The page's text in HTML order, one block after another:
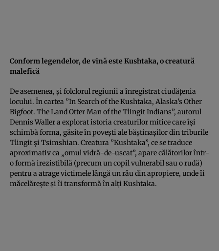
Conform legendelor, de vină este Kushtaka, o creatură
malefică
De asemenea, şi folclorul regiunii a înregistrat ciudăţenia
locului. În cartea ”In Search of the Kushtaka, Alaska’s Other
Bigfoot. The Land Otter Man of the Tlingit Indians”, autorul
Dennis Waller a explorat istoria creaturilor mitice care îşi
schimbă forma, găsite în poveşti ale băştinaşilor din triburile
Tlingit şi Tsimshian. Creatura ”Kushtaka”, ce se traduce
aproximativ ca „omul vidră-de-uscat”, apare călătorilor într-
o formă irezistibilă (precum un copil vulnerabil sau o rudă)
pentru a atrage victimele lângă un râu din apropiere, unde îi
măcelăreşte şi îi transformă în alţi Kushtaka.